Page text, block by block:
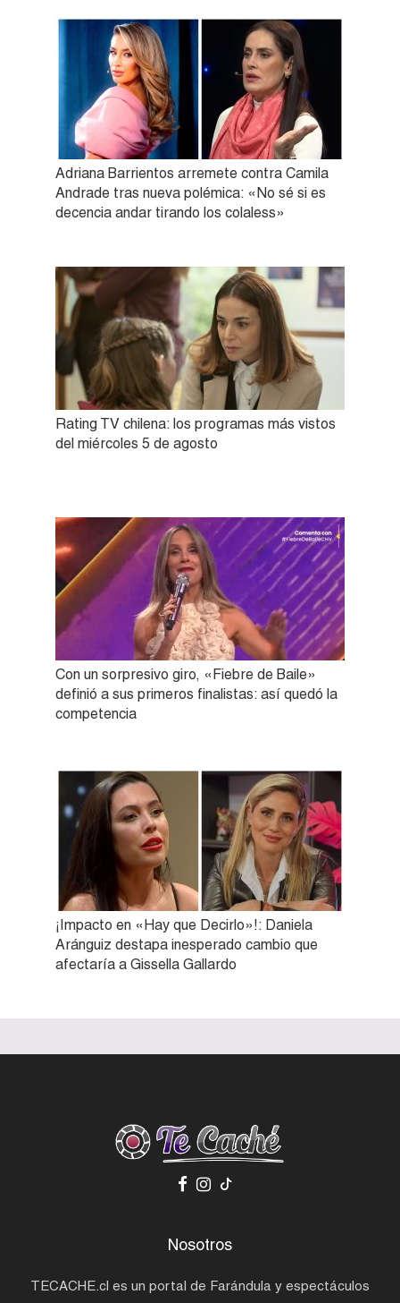
Adriana Barrientos arremete contra Camila
Andrade tras nueva polémica: «No sé si es
decencia andar tirando los colaless»
Rating TV chilena: los programas más vistos
del miércoles 5 de agosto
Con un sorpresivo giro, «Fiebre de Baile»
definió a sus primeros finalistas: así quedó la
competencia
¡Impacto en «Hay que Decirlo»!: Daniela
Aránguiz destapa inesperado cambio que
afectaría a Gissella Gallardo
Nosotros
TECACHE.cl es un portal de Farándula y espectáculos